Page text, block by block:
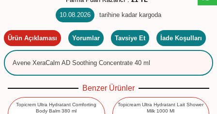
10.08.2026 tarihine kadar kargoda
Ürün Açıklaması Yorumlar Tavsiye Et İade Koşulları
Avene XeraCalm AD Soothing Concentrate 40 ml
Benzer Ürünler
Topicrem Ultra Hydratant Comforting
Body Balm 380 ml
Topicream Ultra Hydratant Lait Shower
Milk 1000 Ml